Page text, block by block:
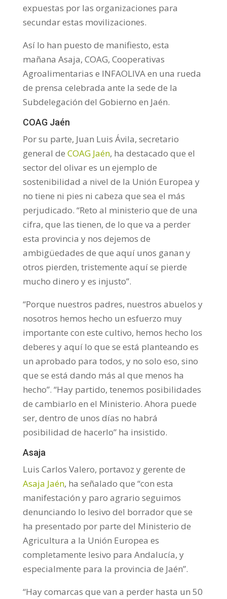
expuestas por las organizaciones para
secundar estas movilizaciones.
Así lo han puesto de manifiesto, esta
mañana Asaja, COAG, Cooperativas
Agroalimentarias e INFAOLIVA en una rueda
de prensa celebrada ante la sede de la
Subdelegación del Gobierno en Jaén.
COAG Jaén
Por su parte, Juan Luis Ávila, secretario
general de COAG Jaén, ha destacado que el
sector del olivar es un ejemplo de
sostenibilidad a nivel de la Unión Europea y
no tiene ni pies ni cabeza que sea el más
perjudicado. “Reto al ministerio que de una
cifra, que las tienen, de lo que va a perder
esta provincia y nos dejemos de
ambigüedades de que aquí unos ganan y
otros pierden, tristemente aquí se pierde
mucho dinero y es injusto”.
“Porque nuestros padres, nuestros abuelos y
nosotros hemos hecho un esfuerzo muy
importante con este cultivo, hemos hecho los
deberes y aquí lo que se está planteando es
un aprobado para todos, y no solo eso, sino
que se está dando más al que menos ha
hecho”. “Hay partido, tenemos posibilidades
de cambiarlo en el Ministerio. Ahora puede
ser, dentro de unos días no habrá
posibilidad de hacerlo” ha insistido.
Asaja
Luis Carlos Valero, portavoz y gerente de
Asaja Jaén, ha señalado que “con esta
manifestación y paro agrario seguimos
denunciando lo lesivo del borrador que se
ha presentado por parte del Ministerio de
Agricultura a la Unión Europea es
completamente lesivo para Andalucía, y
especialmente para la provincia de Jaén”.
“Hay comarcas que van a perder hasta un 50